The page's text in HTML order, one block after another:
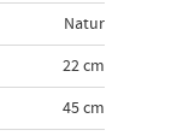
Natur
22 cm
45 cm